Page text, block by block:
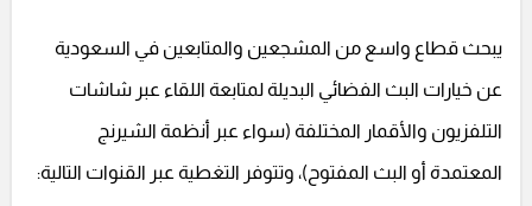
يبحث قطاع واسع من المشجعين والمتابعين في السعودية
عن خيارات البث الفضائي البديلة لمتابعة اللقاء عبر شاشات
التلفزيون والأقمار المختلفة (سواء عبر أنظمة الشيرنج
المعتمدة أو البث المفتوح)، وتتوفر التغطية عبر القنوات التالية: